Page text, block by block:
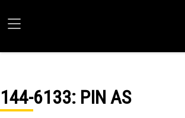
144-6133: PIN AS